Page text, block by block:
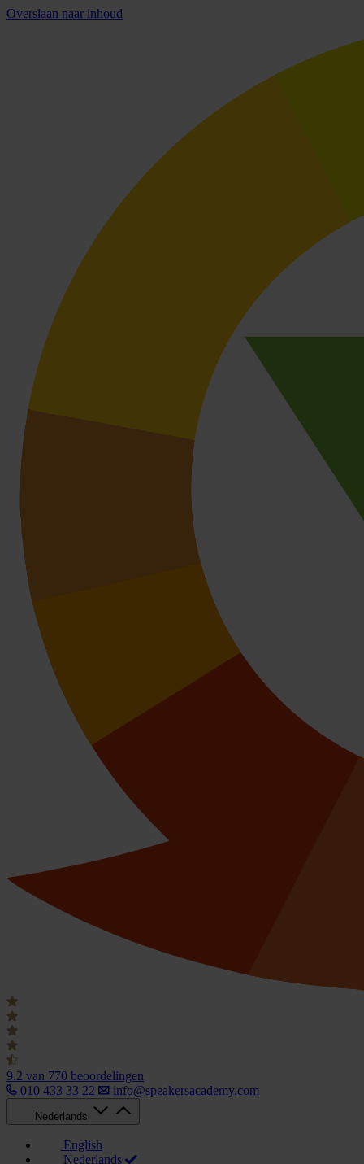
Overslaan naar inhoud
9.2 van 770 beoordelingen
010 433 33 22
info@speakersacademy.com
Nederlands
English
Nederlands